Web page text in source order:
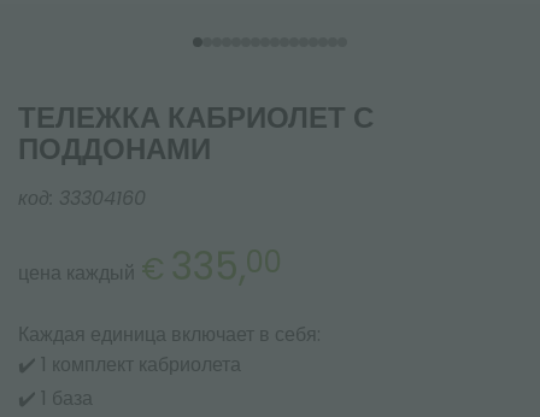
ТЕЛЕЖКА КАБРИОЛЕТ С
ПОДДОНАМИ
код: 33304160
цена каждый € 335,00
Каждая единица включает в себя:
✔️ 1 комплект кабриолета
✔️ 1 база